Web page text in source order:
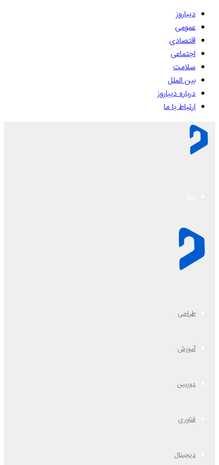
دیباروز
عمومی
اقتصادی
اجتماعی
سلامت
بین الملل
درباره دیباروز
ارتباط با ما
طراحی
آموزش
دوربین
فناوری
دیجیتال